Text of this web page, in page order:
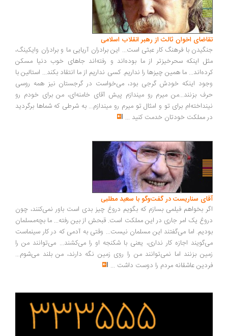
اخوان ثالث از رهبر انقلاب اسلامی
با فرهنگ کار عبثی است... این برادران آریایی ما و برادران وایکینگ،
اینکه سحرخیزتر از ما بوده‌اند و رفته‌اند جاهای خوب دنیا مسکن
ما همین چیزها را نداریم. کسی نداریم از ما انتقاد بکند... استالین با
اینکه خودش گرجی بود، می‌خواست در گرجستان نیز همه روسی
بزنند...من میرم رو میندازم پیش آقای خامنه‌ای، من برای خودم رو
برای تو و امثال تو میرم رو میندازم... به شرطی که شماها برگردید
مملکت خودتان خدمت کنید...
سناریست در گفت‌وگو با سعید مطلبی
بخواهم فیلمی بسازم که بگویم دروغ چیز بدی است باور نمی‌کنند، چون
یک امر جاری در این مملکت است. قبحش از بین رفته... ما بچه‌مسلمان
اما می‌گفتند این مسلمان نیست... وقتی به آدمی که در کار سینماست
اجازه کار نداری، یعنی با شکنجه او را می‌کشند... می‌توانند من را
بزنند اما نمی‌توانند من را روی زمین نگه دارند، من بلند می‌شوم...
عاشقانه مردم را دوست داشت ...